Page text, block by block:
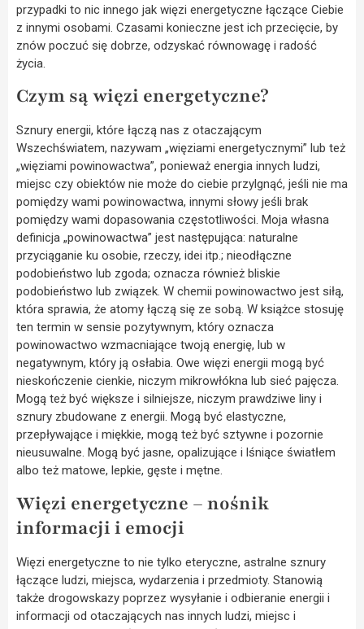
przypadki to nic innego jak więzi energetyczne łączące Ciebie
z innymi osobami. Czasami konieczne jest ich przecięcie, by
znów poczuć się dobrze, odzyskać równowagę i radość
życia.
Czym są więzi energetyczne?
Sznury energii, które łączą nas z otaczającym
Wszechświatem, nazywam „więziami energetycznymi” lub też
„więziami powinowactwa”, ponieważ energia innych ludzi,
miejsc czy obiektów nie może do ciebie przylgnąć, jeśli nie ma
pomiędzy wami powinowactwa, innymi słowy jeśli brak
pomiędzy wami dopasowania częstotliwości. Moja własna
definicja „powinowactwa” jest następująca: naturalne
przyciąganie ku osobie, rzeczy, idei itp.; nieodłączne
podobieństwo lub zgoda; oznacza również bliskie
podobieństwo lub związek. W chemii powinowactwo jest siłą,
która sprawia, że atomy łączą się ze sobą. W książce stosuję
ten termin w sensie pozytywnym, który oznacza
powinowactwo wzmacniające twoją energię, lub w
negatywnym, który ją osłabia. Owe więzi energii mogą być
nieskończenie cienkie, niczym mikrowłókna lub sieć pajęcza.
Mogą też być większe i silniejsze, niczym prawdziwe liny i
sznury zbudowane z energii. Mogą być elastyczne,
przepływające i miękkie, mogą też być sztywne i pozornie
nieusuwalne. Mogą być jasne, opalizujące i lśniące światłem
albo też matowe, lepkie, gęste i mętne.
Więzi energetyczne – nośnik
informacji i emocji
Więzi energetyczne to nie tylko eteryczne, astralne sznury
łączące ludzi, miejsca, wydarzenia i przedmioty. Stanowią
także drogowskazy poprzez wysyłanie i odbieranie energii i
informacji od otaczających nas innych ludzi, miejsc i